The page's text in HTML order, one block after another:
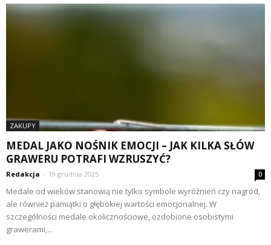
ZAKUPY
MEDAL JAKO NOŚNIK EMOCJI – JAK KILKA SŁÓW
GRAWERU POTRAFI WZRUSZYĆ?
Redakcja - 19 grudnia 2025 0
Medale od wieków stanowią nie tylko symbole wyróżnień czy nagród,
ale również pamiątki o głębokiej wartości emocjonalnej. W
szczególności medale okolicznościowe, ozdobione osobistymi
grawerami,...